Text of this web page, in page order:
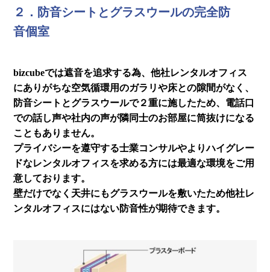
２．防音シートとグラスウールの完全防
音個室
bizcubeでは遮音を追求する為、他社レンタルオフィス
にありがちな空気循環用のガラリや床との隙間がなく、
防音シートとグラスウールで２重に施したため、電話口
での話し声や社内の声が隣同士のお部屋に筒抜けになる
こともありません。
プライバシーを遵守する士業コンサルやよりハイグレー
ドなレンタルオフィスを求める方には最適な環境をご用
意しております。
壁だけでなく天井にもグラスウールを敷いたため他社レ
ンタルオフィスにはない防音性が期待できます。